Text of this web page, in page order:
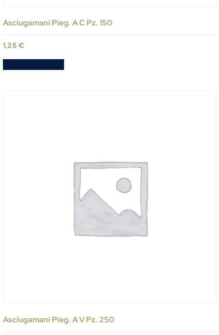
Asciugamani Pieg. A C Pz. 150
1,25 €
Asciugamani Pieg. A V Pz. 250